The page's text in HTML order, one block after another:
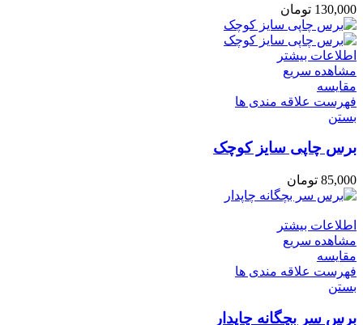
130,000 تومان
اطلاعات بیشتر
مشاهده سریع
مقایسه
فهرست علاقه مندی ها
بستن
برس چاپی سایز کوچک
85,000 تومان
اطلاعات بیشتر
مشاهده سریع
مقایسه
فهرست علاقه مندی ها
بستن
برس سر بچگانه چاپدار